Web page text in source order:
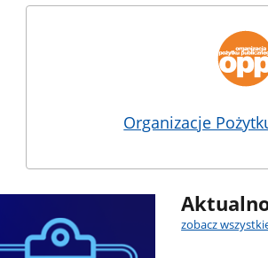
Organizacje
zobacz